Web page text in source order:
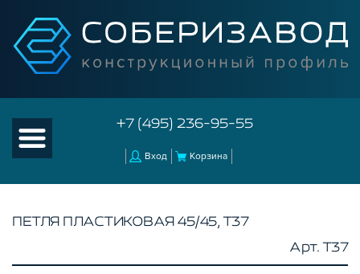
+7 (495) 236-95-55
Вход Корзина
ПЕТЛЯ ПЛАСТИКОВАЯ 45/45, T37
Арт. T37